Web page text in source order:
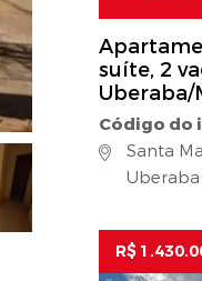
suíte, 2
Uberaba/
Código do
Santa
Uberaba
R$